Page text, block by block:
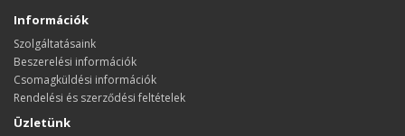
Információk
Szolgáltatásaink
Beszerelési információk
Csomagküldési információk
Rendelési és szerződési feltételek
Üzletünk